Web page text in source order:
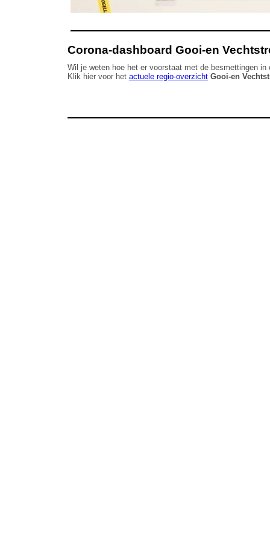
Corona-dashboard Gooi-en
Wil je weten hoe het er voorstaat met de besmettingen in
Klik hier voor het actuele regio-overzicht Gooi-en